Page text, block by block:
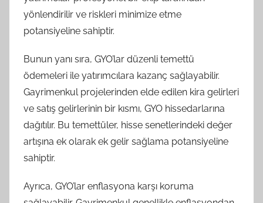
yönlendirilir ve riskleri minimize etme
potansiyeline sahiptir.
Bunun yanı sıra, GYO’lar düzenli temettü
ödemeleri ile yatırımcılara kazanç sağlayabilir.
Gayrimenkul projelerinden elde edilen kira gelirleri
ve satış gelirlerinin bir kısmı, GYO hissedarlarına
dağıtılır. Bu temettüler, hisse senetlerindeki değer
artışına ek olarak ek gelir sağlama potansiyeline
sahiptir.
Ayrıca, GYO’lar enflasyona karşı koruma